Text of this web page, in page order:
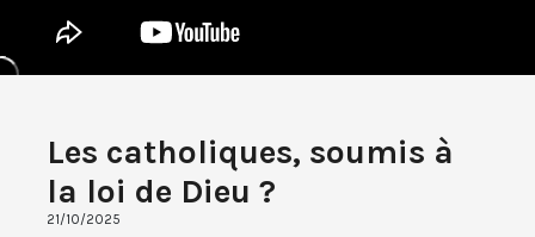
Les catholiques, soumis à
la loi de Dieu ?
21/10/2025